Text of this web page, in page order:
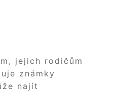
jejich rodičům
známky
najít